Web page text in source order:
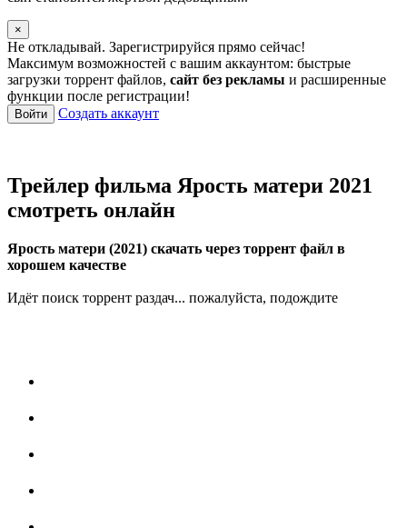
×
Не откладывай. Зарегистрируйся прямо сейчас!
Максимум возможностей с вашим аккаунтом: быстрые
загрузки торрент файлов, сайт без рекламы и расширенные
функции после регистрации!
Войти Создать аккаунт
Трейлер фильма Ярость матери 2021
смотреть онлайн
Ярость матери (2021) скачать через торрент файл в
хорошем качестве
Идёт поиск торрент раздач... пожалуйста, подождите